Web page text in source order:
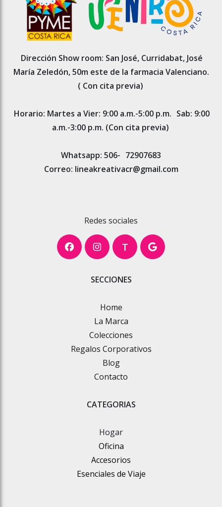
Dirección Show room: San José, Curridabat, José
María Zeledón, 50m este de la farmacia Valenciano.
( Con cita previa)
Horario: Martes a Vier: 9:00 a.m.-5:00 p.m. Sab: 9:00
a.m.-3:00 p.m. (Con cita previa)
Whatsapp: 506- 72907683
Correo: lineakreativacr@gmail.com
Redes sociales
T
SECCIONES
Home
La Marca
Colecciones
Regalos Corporativos
Blog
Contacto
CATEGORIAS
Hogar
Oficina
Accesorios
Esenciales de Viaje